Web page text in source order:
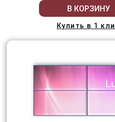
В КОРЗИНУ
Купить в 1